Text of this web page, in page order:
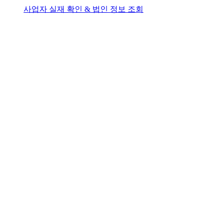
사업자 실재 확인 & 법인 정보 조회